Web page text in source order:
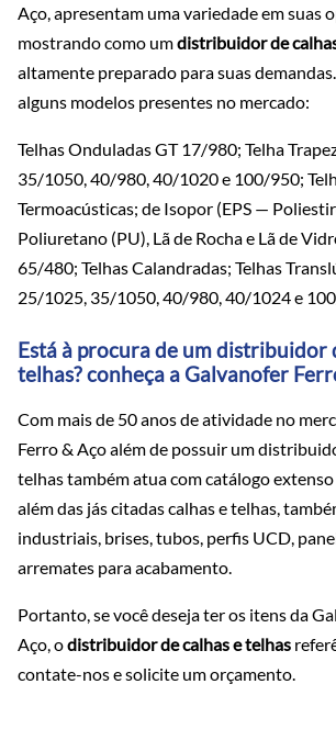
Aço, apresentam uma variedade em suas
mostrando como umdistribuidor de
altamente preparado para suas
alguns modelos presentes no mercado:
Telhas Onduladas GT 17/980; Telha
35/1050, 40/980, 40/1020 e 100/950;
Termoacústicas; de Isopor (EPS —
Poliuretano (PU), Lã de Rocha e Lã de
65/480; Telhas Calandradas; Telhas
25/1025, 35/1050, 40/980, 40/1024 e
Está à procura de um distribuidor
telhas? conheça a Galvanofer
Com mais de 50 anos de atividade no
Ferro & Aço além de possuir um
telhas também atua com catálogo extenso
além das jás citadas calhas e telhas,
industriais, brises, tubos, perfis UCD,
arremates para acabamento.
Portanto, se você deseja ter os itens da
Aço, odistribuidor de calhas e telhas
contate-nos e solicite um orçamento.